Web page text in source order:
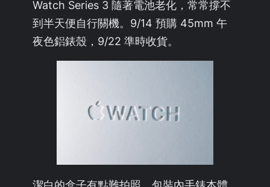
Watch Series 3 隨著電池老化，常常撐不
到半天便自行關機。9/14 預購 45mm 午
夜色鋁錶殼，9/22 準時收貨。